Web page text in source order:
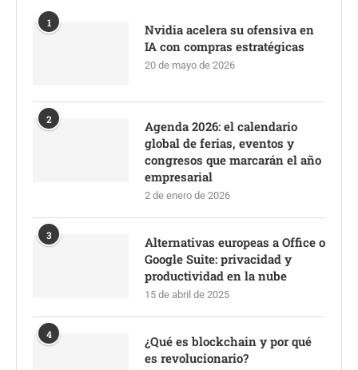
1
Nvidia acelera su ofensiva en
IA con compras estratégicas
20 de mayo de 2026
2
Agenda 2026: el calendario
global de ferias, eventos y
congresos que marcarán el año
empresarial
2 de enero de 2026
3
Alternativas europeas a Office o
Google Suite: privacidad y
productividad en la nube
15 de abril de 2025
4
¿Qué es blockchain y por qué
es revolucionario?